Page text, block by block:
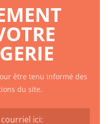
être tenu informé des
du site.